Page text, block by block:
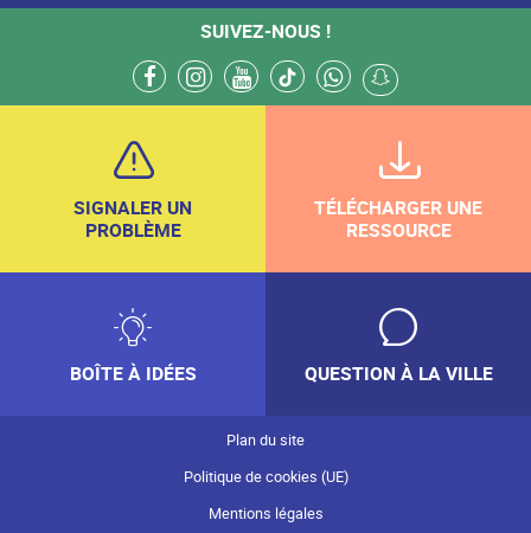
SUIVEZ-NOUS !
facebookinstagram
youtube
tiktokwhatsappsnapchat
SIGNALER UN
PROBLÈME
TÉLÉCHARGER UNE
RESSOURCE
BOÎTE À IDÉES QUESTION À LA VILLE
Plan du site
Politique de cookies (UE)
Mentions légales